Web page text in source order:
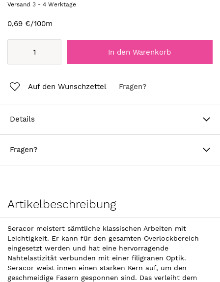
Versand 3 - 4 Werktage
0,69 €/100m
In den Warenkorb
Auf den Wunschzettel Fragen?
Details
Fragen?
Artikelbeschreibung
Seracor meistert sämtliche klassischen Arbeiten mit
Leichtigkeit. Er kann für den gesamten Overlockbereich
eingesetzt werden und hat eine hervorragende
Nahtelastizität verbunden mit einer filigranen Optik.
Seracor weist innen einen starken Kern auf, um den
geschmeidige Fasern gesponnen sind. Das verleiht dem